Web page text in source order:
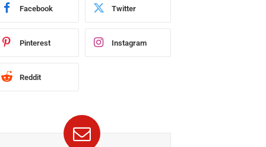
Facebook Twitter
Pinterest Instagram
Reddit